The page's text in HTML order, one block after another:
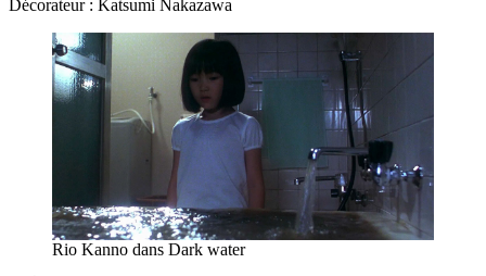
Décorateur : Katsumi Nakazawa
Rio Kanno dans Dark water